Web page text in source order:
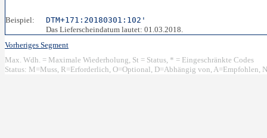
Beispiel:
DTM+171:20180301:102'
Das Lieferscheindatum lautet: 01.03.2018.
Vorheriges Segment
Max. Wdh. = Maximale Wiederholung, St = Status, * = Eingeschränkte Codes
Status: M=Muss, R=Erforderlich, O=Optional, D=Abhängig von, A=Empfohlen,